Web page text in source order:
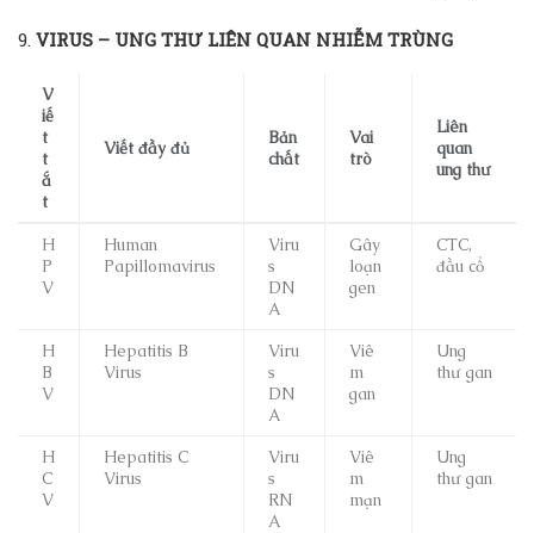
9. VIRUS – UNG THƯ LIÊN QUAN NHIỄM TRÙNG
V
iế
t
t
ắ
t
Viết đầy đủ
Bản
chất
Vai
trò
Liên
quan
ung thư
H
P
V
Human
Papillomavirus
Viru
s
DN
A
Gây
loạn
gen
CTC,
đầu cổ
H
B
V
Hepatitis B
Virus
Viru
s
DN
A
Viê
m
gan
Ung
thư gan
H
C
V
Hepatitis C
Virus
Viru
s
RN
A
Viê
m
mạn
Ung
thư gan